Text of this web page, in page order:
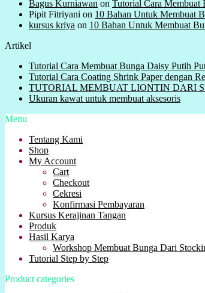
Bagus Kurniawan on Tutorial Cara
Pipit Fitriyani on 10 Bahan Untuk Membuat
kursus kriya on 10 Bahan Untuk Membuat
Artikel
Tutorial Cara Membuat Bunga Daisy Putih
Tutorial Cara Coating Shrink Paper dengan
TUTORIAL MEMBUAT LIONTIN DARI
Ukuran kawat untuk membuat aksesoris
Menu
Tentang Kami
Shop
My Account
Cart
Checkout
Cekresi
Konfirmasi Pembayaran
Kursus Kerajinan Tangan
Produk
Hasil Karya
Workshop Membuat Bunga Dari
Tutorial Step by Step
Product categories